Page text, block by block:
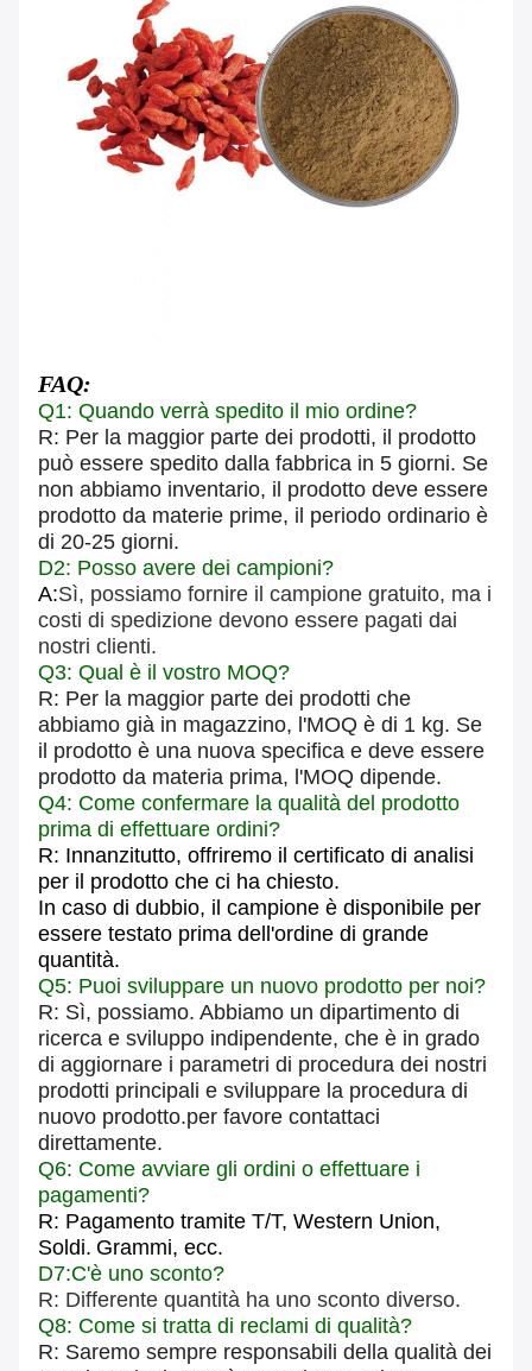
FAQ:
Q1: Quando verrà spedito il mio ordine?
R: Per la maggior parte dei prodotti, il prodotto
può essere spedito dalla fabbrica in 5 giorni. Se
non abbiamo inventario, il prodotto deve essere
prodotto da materie prime, il periodo ordinario è
di 20-25 giorni.
D2: Posso avere dei campioni?
A:Sì, possiamo fornire il campione gratuito, ma i
costi di spedizione devono essere pagati dai
nostri clienti.
Q3: Qual è il vostro MOQ?
R: Per la maggior parte dei prodotti che
abbiamo già in magazzino, l'MOQ è di 1 kg. Se
il prodotto è una nuova specifica e deve essere
prodotto da materia prima, l'MOQ dipende.
Q4: Come confermare la qualità del prodotto
prima di effettuare ordini?
R: Innanzitutto, offriremo il certificato di analisi
per il prodotto che ci ha chiesto.
In caso di dubbio, il campione è disponibile per
essere testato prima dell'ordine di grande
quantità.
Q5: Puoi sviluppare un nuovo prodotto per noi?
R: Sì, possiamo. Abbiamo un dipartimento di
ricerca e sviluppo indipendente, che è in grado
di aggiornare i parametri di procedura dei nostri
prodotti principali e sviluppare la procedura di
nuovo prodotto.per favore contattaci
direttamente.
Q6: Come avviare gli ordini o effettuare i
pagamenti?
R: Pagamento tramite T/T, Western Union,
Soldi. Grammi, ecc.
D7:C'è uno sconto?
R: Differente quantità ha uno sconto diverso.
Q8: Come si tratta di reclami di qualità?
R: Saremo sempre responsabili della qualità dei